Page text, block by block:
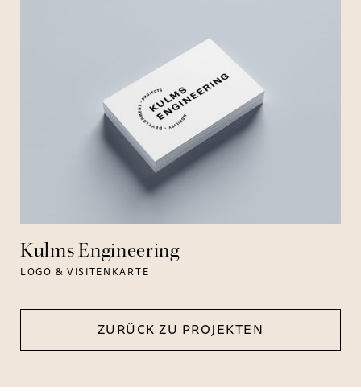
Kulms Engineering
LOGO & VISITENKARTE
ZURÜCK ZU PROJEKTEN